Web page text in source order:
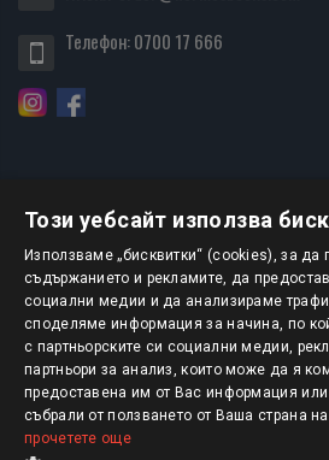
Телефон:0700 17 666
БЮЛЕТИН
Авторско право © 2025 HERMESBOOKS.BG
1 EUR = 1.95583 BGN
Този уебсайт използва
Използваме „бисквитки“ (cookies), за да
съдържанието и рекламите, да
социални медии и да анализираме
споделяме информация за начина, по
с партньорските си социални медии,
партньори за анализ, които може да я
предоставена им от Вас информация или
събрали от ползването от Ваша страна
прочетете още